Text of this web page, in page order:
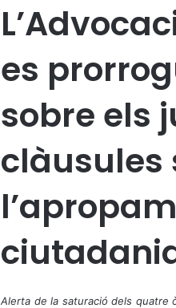
es
sobre els
clàusules
h
e
Alerta de la saturació dels quatre